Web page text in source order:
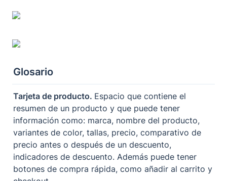
Glosario
Tarjeta de producto. Espacio que contiene el
resumen de un producto y que puede tener
información como: marca, nombre del producto,
variantes de color, tallas, precio, comparativo de
precio antes o después de un descuento,
indicadores de descuento. Además puede tener
botones de compra rápida, como añadir al carrito y